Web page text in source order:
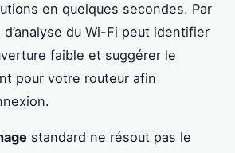
en quelques secondes. Par
du Wi-Fi peut identifier
faible et suggérer le
pour votre routeur afin
standard ne résout pas le